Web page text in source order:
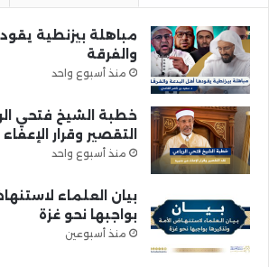
مباهلة بيزنطية
والفرقة
منذ أسبوع واحد
خطبة الشيخ فتحي
التقصير وقرار
منذ أسبوع واحد
بيان العلماء
بواجبها نحو غزة
منذ أسبوعين